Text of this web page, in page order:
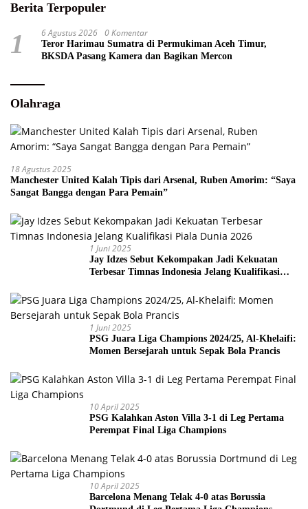
Berita Terpopuler
1 6 Agustus 2026 0 Komentar
Teror Harimau Sumatra di Permukiman Aceh Timur,
BKSDA Pasang Kamera dan Bagikan Mercon
Olahraga
18 Agustus 2025
Manchester United Kalah Tipis dari Arsenal, Ruben Amorim: “Saya
Sangat Bangga dengan Para Pemain”
1 Juni 2025
Jay Idzes Sebut Kekompakan Jadi Kekuatan
Terbesar Timnas Indonesia Jelang Kualifikasi
1 Juni 2025
PSG Juara Liga Champions 2024/25, Al-Khelaifi:
Momen Bersejarah untuk Sepak Bola Prancis
10 April 2025
PSG Kalahkan Aston Villa 3-1 di Leg Pertama
Perempat Final Liga Champions
10 April 2025
Barcelona Menang Telak 4-0 atas Borussia